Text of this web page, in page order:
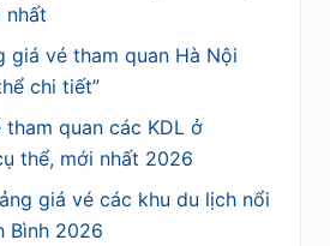
nhất
giá vé tham quan Hà Nội
chi tiết”
tham quan các KDL ở
thể, mới nhất 2026
giá vé các khu du lịch nổi
Bình 2026